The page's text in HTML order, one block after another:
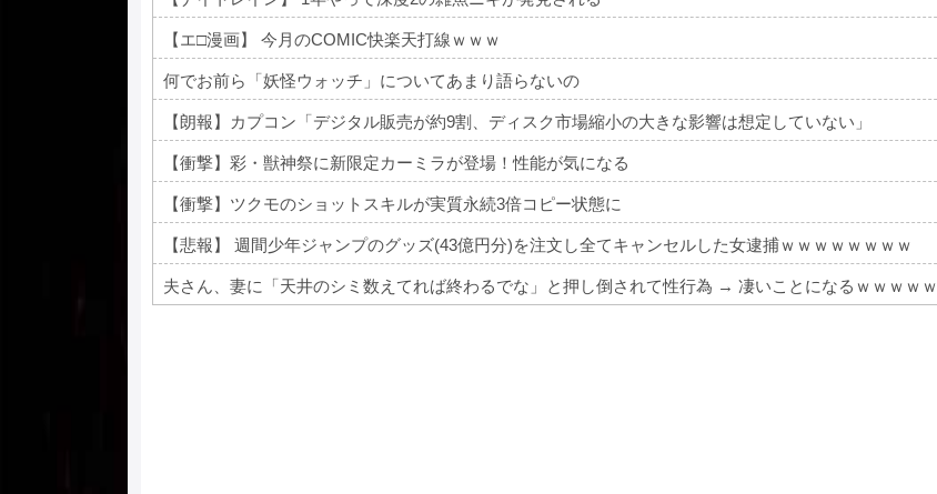
【エ□漫画】 今月のCOMIC快楽天打線ｗｗｗ
何でお前ら「妖怪ウォッチ」についてあまり語らないの
【朗報】カプコン「デジタル販売が約9割、ディスク市場縮小の大きな影響は想定していない」
【衝撃】彩・獣神祭に新限定カーミラが登場！性能が気になる
【衝撃】ツクモのショットスキルが実質永続3倍コピー状態に
【悲報】 週間少年ジャンプのグッズ(43億円分)を注文し全てキャンセルした女逮捕ｗｗｗｗｗｗｗｗ
夫さん、妻に「天井のシミ数えてれば終わるでな」と押し倒されて性行為 → 凄いことになるｗｗｗｗｗ